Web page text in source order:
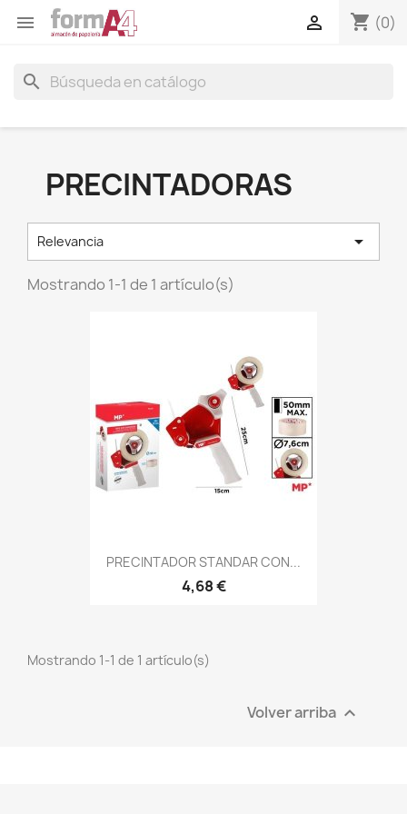
 shopping_cart (0)

search
PRECINTADORAS
Relevancia 
Mostrando 1-1 de 1 artículo(s)
PRECINTADOR STANDAR CON...
4,68 €
Mostrando 1-1 de 1 artículo(s)
Volver arriba 